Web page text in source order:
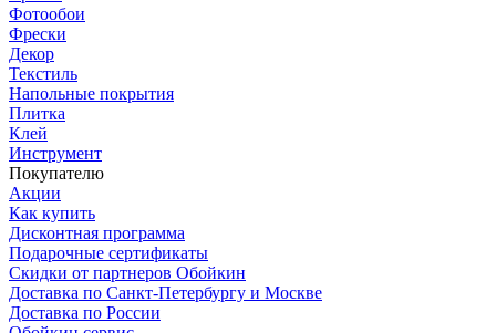
Фотообои
Фрески
Декор
Текстиль
Напольные покрытия
Плитка
Клей
Инструмент
Покупателю
Акции
Как купить
Дисконтная программа
Подарочные сертификаты
Скидки от партнеров Обойкин
Доставка по Санкт-Петербургу и Москве
Доставка по России